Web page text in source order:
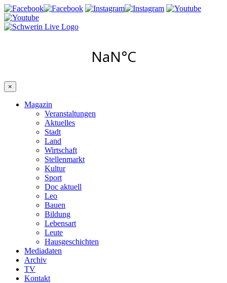
×
Magazin
Veranstaltungen
Aktuelles
Stadt
Land
Wirtschaft
Stellenmarkt
Kultur
Sport
Doc aktuell
Leo
Bauen
Bildung
Lebensart
Leute
Hausgeschichten
Mediadaten
Archiv
TV
Kontakt